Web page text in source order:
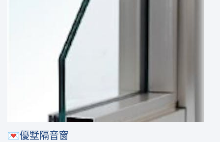
💌優墅隔音窗